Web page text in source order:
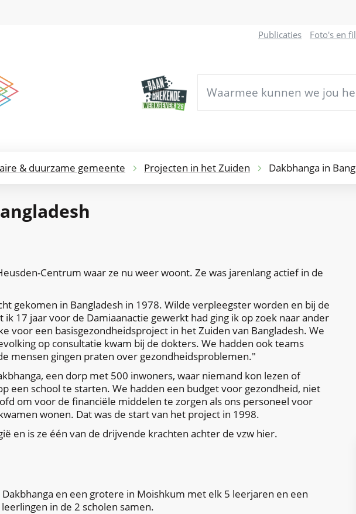
inhoud
kunnen
Publicaties Foto's en
& duurzame gemeente Projecten in het Zuiden Dakbhanga in
Centrum waar ze nu weer woont. Ze was jarenlang actief in de
gekomen in Bangladesh in 1978. Wilde verpleegster worden en bij de
ik 17 jaar voor de Damiaanactie gewerkt had ging ik op zoek naar ander
voor een basisgezondheidsproject in het Zuiden van Bangladesh. We
op consultatie kwam bij de dokters. We hadden ook teams
mensen gingen praten over gezondheidsproblemen."
een dorp met 500 inwoners, waar niemand kon lezen of
een school te starten. We hadden een budget voor gezondheid, niet
om voor de financiële middelen te zorgen als ons personeel voor
wonen. Dat was de start van het project in 1998.
en is ze één van de drijvende krachten achter de vzw hier.
en een grotere in Moishkum met elk 5 leerjaren en een
in de 2 scholen samen.